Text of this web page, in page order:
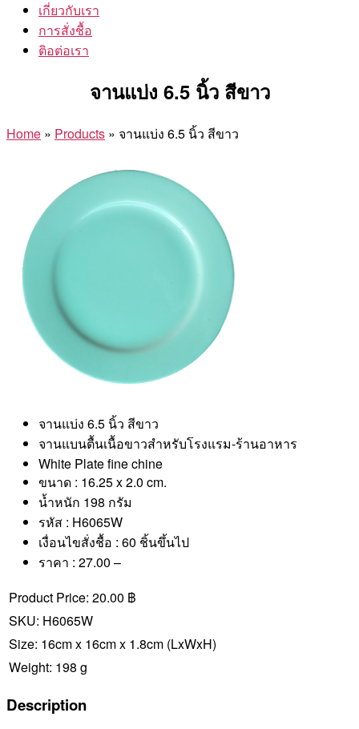
เกี่ยวกับเรา
การสั่งชื้อ
ติอต่อเรา
จานแบ่ง 6.5 นิ้ว สีขาว
Home » Products » จานแบ่ง 6.5 นิ้ว สีขาว
จานแบ่ง 6.5 นิ้ว สีขาว
จานแบนตื้นเนื้อขาวสำหรับโรงแรม-ร้านอาหาร
White Plate fine chine
ขนาด : 16.25 x 2.0 cm.
น้ำหนัก 198 กรัม
รหัส : H6065W
เงื่อนไขสั่งชื้อ : 60 ชิ้นขึ้นไป
ราคา : 27.00 –
Product Price: 20.00 ฿
SKU: H6065W
Size: 16cm x 16cm x 1.8cm (LxWxH)
Weight: 198 g
Description